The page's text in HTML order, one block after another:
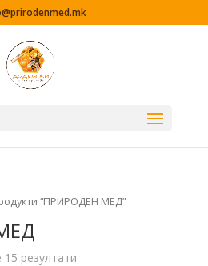
“ПРИРОДЕН МЕД”
резултати